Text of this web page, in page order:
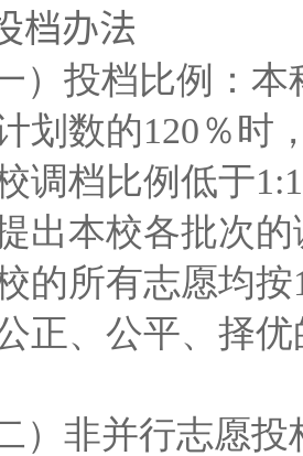
档办法
一）投档比例：
划数的120％时
校调档比例低于
出本校各批次
的所有志愿均
正、公平、择
二）非并行志愿